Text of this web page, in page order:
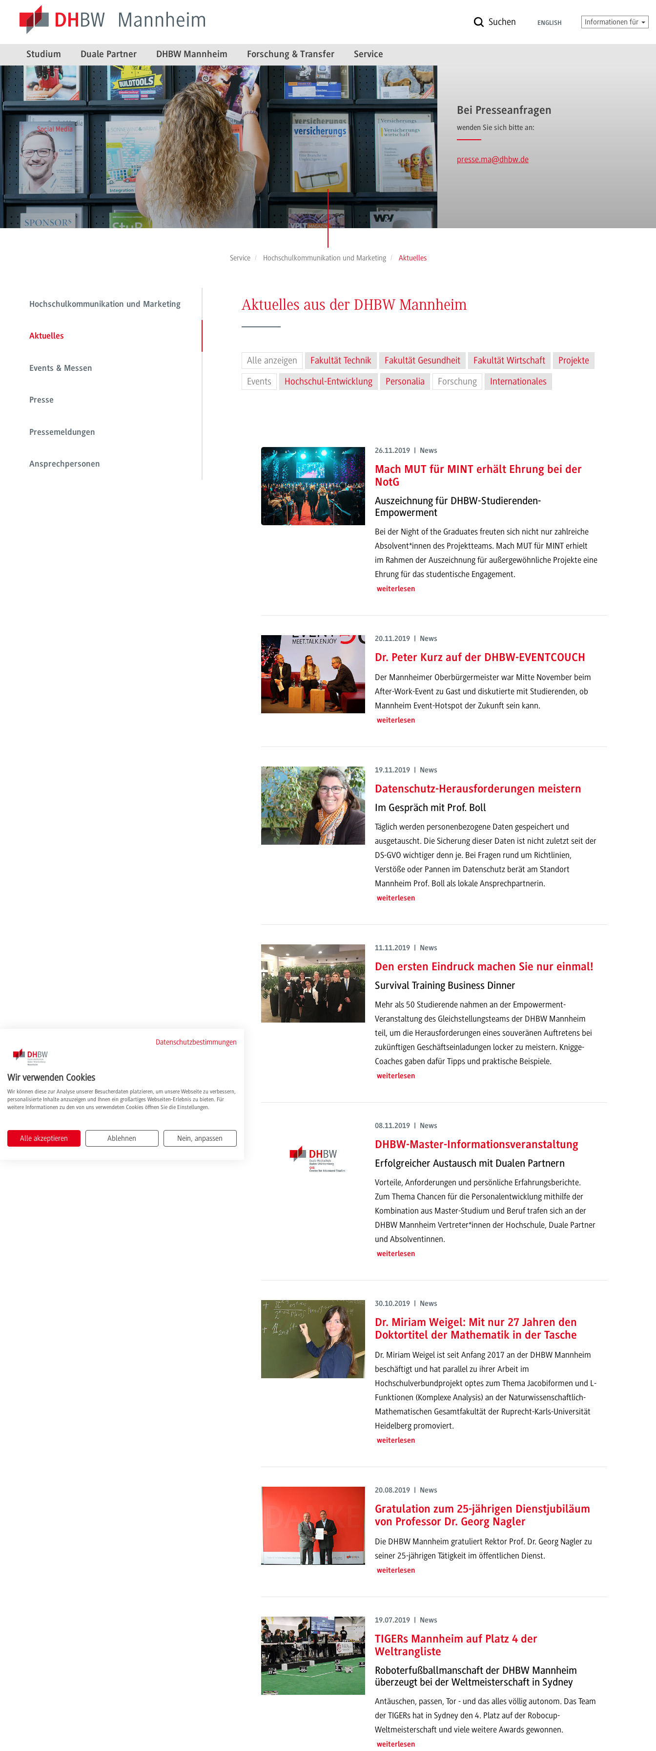
Suchen ENGLISH Informationen für
Studium Duale Partner DHBW Mannheim Forschung & Transfer Service
Bei Presseanfragen
wenden Sie sich bitte an:
presse.ma@dhbw.de
Service Hochschulkommunikation und Marketing Aktuelles
Hochschulkommunikation und Marketing
Aktuelles
Events & Messen
Presse
Pressemeldungen
Ansprechpersonen
Aktuelles aus der DHBW Mannheim
Alle anzeigen Fakultät Technik Fakultät Gesundheit Fakultät Wirtschaft
Projekte
Events
Hochschul-Entwicklung Personalia Forschung Internationales
26.11.2019 | News
Mach MUT für MINT erhält Ehrung bei der
NotG
Auszeichnung für DHBW-Studierenden-
Empowerment
Bei der Night of the Graduates freuten sich nicht nur zahlreiche
Absolvent*innen des Projektteams. Mach MUT für MINT erhielt
im Rahmen der Auszeichnung für außergewöhnliche Projekte eine
Ehrung für das studentische Engagement.
weiterlesen
20.11.2019 | News
Dr. Peter Kurz auf der DHBW-EVENTCOUCH
Der Mannheimer Oberbürgermeister war Mitte November beim
After-Work-Event zu Gast und diskutierte mit Studierenden, ob
Mannheim Event-Hotspot der Zukunft sein kann.
weiterlesen
19.11.2019 | News
Datenschutz-Herausforderungen meistern
Im Gespräch mit Prof. Boll
Täglich werden personenbezogene Daten gespeichert und
ausgetauscht. Die Sicherung dieser Daten ist nicht zuletzt seit der
DS-GVO wichtiger denn je. Bei Fragen rund um Richtlinien,
Verstöße oder Pannen im Datenschutz berät am Standort
Mannheim Prof. Boll als lokale Ansprechpartnerin.
weiterlesen
11.11.2019 | News
Den ersten Eindruck machen Sie nur einmal!
Survival Training Business Dinner
Mehr als 50 Studierende nahmen an der Empowerment-
Veranstaltung des Gleichstellungsteams der DHBW Mannheim
teil, um die Herausforderungen eines souveränen Auftretens bei
zukünftigen Geschäftseinladungen locker zu meistern. Knigge-
Coaches gaben dafür Tipps und praktische Beispiele.
weiterlesen
08.11.2019 | News
DHBW-Master-Informationsveranstaltung
Erfolgreicher Austausch mit Dualen Partnern
Vorteile, Anforderungen und persönliche Erfahrungsberichte.
Zum Thema Chancen für die Personalentwicklung mithilfe der
Kombination aus Master-Studium und Beruf trafen sich an der
DHBW Mannheim Vertreter*innen der Hochschule, Duale Partner
und Absolventinnen.
weiterlesen
30.10.2019 | News
Dr. Miriam Weigel: Mit nur 27 Jahren den
Doktortitel der Mathematik in der Tasche
Dr. Miriam Weigel ist seit Anfang 2017 an der DHBW Mannheim
beschäftigt und hat parallel zu ihrer Arbeit im
Hochschulverbundprojekt optes zum Thema Jacobiformen und L-
Funktionen (Komplexe Analysis) an der Naturwissenschaftlich-
Mathematischen Gesamtfakultät der Ruprecht-Karls-Universität
Heidelberg promoviert.
weiterlesen
20.08.2019 | News
Gratulation zum 25-jährigen Dienstjubiläum
von Professor Dr. Georg Nagler
Die DHBW Mannheim gratuliert Rektor Prof. Dr. Georg Nagler zu
seiner 25-jährigen Tätigkeit im öffentlichen Dienst.
weiterlesen
19.07.2019 | News
TIGERs Mannheim auf Platz 4 der
Weltrangliste
Roboterfußballmanschaft der DHBW Mannheim
überzeugt bei der Weltmeisterschaft in Sydney
Antäuschen, passen, Tor - und das alles völlig autonom. Das Team
der TIGERs hat in Sydney den 4. Platz auf der Robocup-
Weltmeisterschaft und viele weitere Awards gewonnen.
weiterlesen
Datenschutzbestimmungen
Wir verwenden Cookies
Wir können diese zur Analyse unserer Besucherdaten platzieren, um unsere Webseite zu verbessern,
personalisierte Inhalte anzuzeigen und Ihnen ein großartiges Webseiten-Erlebnis zu bieten. Für
weitere Informationen zu den von uns verwendeten Cookies öffnen Sie die Einstellungen.
Alle akzeptieren Ablehnen Nein, anpassen